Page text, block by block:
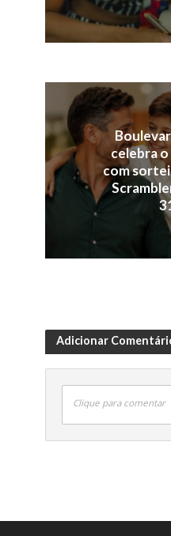
celebra o
com
Adicionar
Clique para comentar